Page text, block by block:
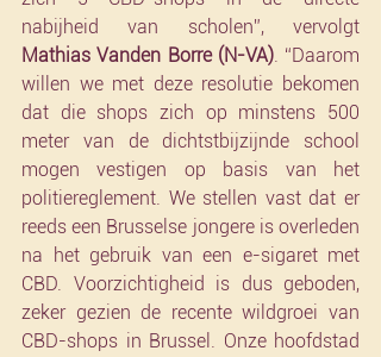
Mathias Vanden Borre (N-VA). “Daarom
willen we met deze resolutie bekomen
dat die shops zich op minstens 500
meter van de dichtstbijzijnde school
mogen vestigen op basis van het
politiereglement. We stellen vast dat er
reeds een Brusselse jongere is overleden
na het gebruik van een e-sigaret met
CBD. Voorzichtigheid is dus geboden,
zeker gezien de recente wildgroei van
CBD-shops in Brussel. Onze hoofdstad